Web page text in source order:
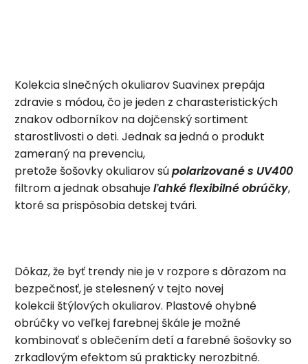
Kolekcia slnečných okuliarov Suavinex prepája
zdravie s módou, čo je jeden z charasteristických
znakov odborníkov na dojčenský sortiment
starostlivosti o deti. Jednak sa jedná o produkt
zameraný na prevenciu,
pretože šošovky okuliarov súpolarizované s UV400
filtrom a jednak obsahujeľahké flexibilné obrúčky,
ktoré sa prispôsobia detskej tvári.
Dôkaz, že byť trendy nie je v rozpore s dôrazom na
bezpečnosť, je stelesnený v tejto novej
kolekcii štýlových okuliarov. Plastové ohybné
obrúčky vo veľkej farebnej škále je možné
kombinovať s oblečením detí a farebné šošovky so
zrkadlovým efektom sú prakticky nerozbitné.